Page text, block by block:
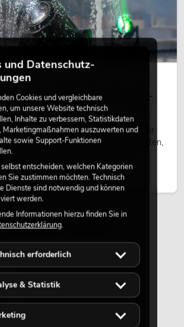
Heads: Wetterfeste Moving-
sind bewegliche Scheinwerfer für
Sie werden bei Festivals, Stadtfesten,
Architekturinszenierungen und
eingesetzt.
Artikel
und Datenschutz-
Cookies und vergleichbare
um unsere Website technisch
Inhalte zu verbessern, Statistikdaten
Marketingmaßnahmen auszuwerten und
sowie Support-Funktionen
entscheiden, welchen Kategorien
Sie zustimmen möchten. Technisch
Dienste sind notwendig und können
werden.
Informationen hierzu finden Sie in
.
erforderlich
& Statistik